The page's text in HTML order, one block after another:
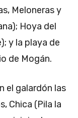
Meloneras y
Hoya del
y la playa de
de Mogán.
el galardón las
Chica (Pila la